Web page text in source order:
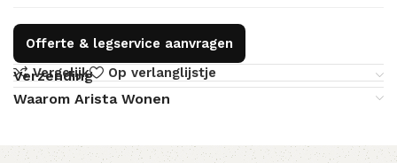
Offerte & legservice aanvragen
Vergelijk
Op verlanglijstje
Verzending
Waarom Arista Wonen